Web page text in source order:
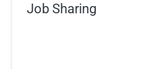
Job Sharing